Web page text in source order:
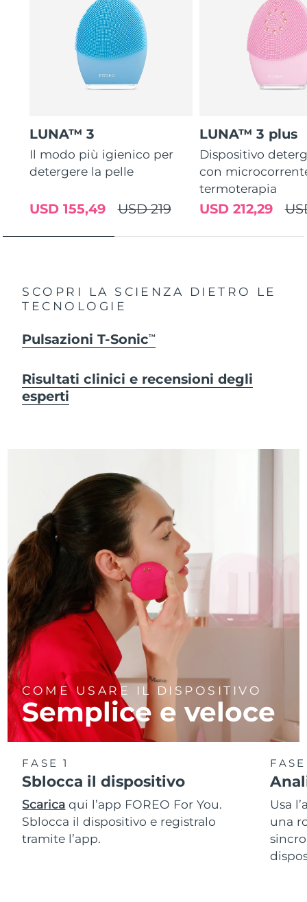
LUNA™ 3
Il modo più igienico per
detergere la pelle
USD 219
USD 155,49
LUNA™ 3 plus
Dispositivo
con
termoterapia
USD 212,29
SCOPRI LA SCIENZA DIETRO LE
TECNOLOGIE
Pulsazioni T-SonicTM
Risultati clinici e recensioni degli
esperti
COME USARE IL DISPOSITIVO
Semplice e veloce
FASE 1
Sblocca il dispositivo
Scarica qui l’app FOREO For You.
Sblocca il dispositivo e registralo
tramite l’app.
Usa
una